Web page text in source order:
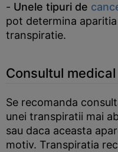
- Unele tipuri de
pot determina
transpiratie.
Consultul
Se recomanda
unei transpiratii mai
sau daca aceasta
motiv. Transpiratia